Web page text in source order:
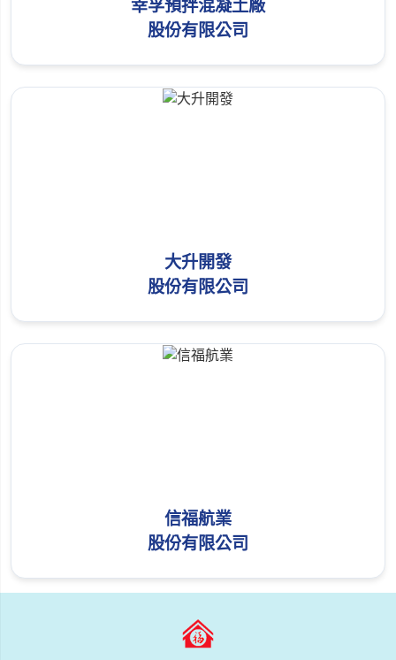
幸孚預拌混凝土廠
股份有限公司
大升開發
股份有限公司
信福航業
股份有限公司